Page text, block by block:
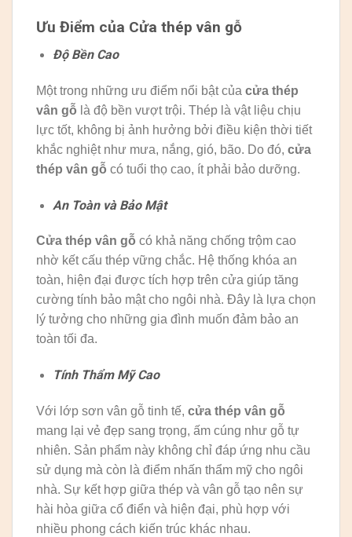
Ưu Điểm của Cửa thép vân gỗ
Độ Bền Cao
Một trong những ưu điểm nổi bật của cửa thép
vân gỗ là độ bền vượt trội. Thép là vật liệu chịu
lực tốt, không bị ảnh hưởng bởi điều kiện thời tiết
khắc nghiệt như mưa, nắng, gió, bão. Do đó, cửa
thép vân gỗ có tuổi thọ cao, ít phải bảo dưỡng.
An Toàn và Bảo Mật
Cửa thép vân gỗ có khả năng chống trộm cao
nhờ kết cấu thép vững chắc. Hệ thống khóa an
toàn, hiện đại được tích hợp trên cửa giúp tăng
cường tính bảo mật cho ngôi nhà. Đây là lựa chọn
lý tưởng cho những gia đình muốn đảm bảo an
toàn tối đa.
Tính Thẩm Mỹ Cao
Với lớp sơn vân gỗ tinh tế, cửa thép vân gỗ
mang lại vẻ đẹp sang trọng, ấm cúng như gỗ tự
nhiên. Sản phẩm này không chỉ đáp ứng nhu cầu
sử dụng mà còn là điểm nhấn thẩm mỹ cho ngôi
nhà. Sự kết hợp giữa thép và vân gỗ tạo nên sự
hài hòa giữa cổ điển và hiện đại, phù hợp với
nhiều phong cách kiến trúc khác nhau.